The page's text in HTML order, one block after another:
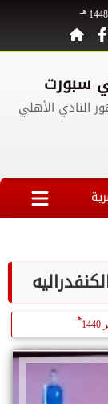
هـ
سبورت
النادي الأهلي
هـ